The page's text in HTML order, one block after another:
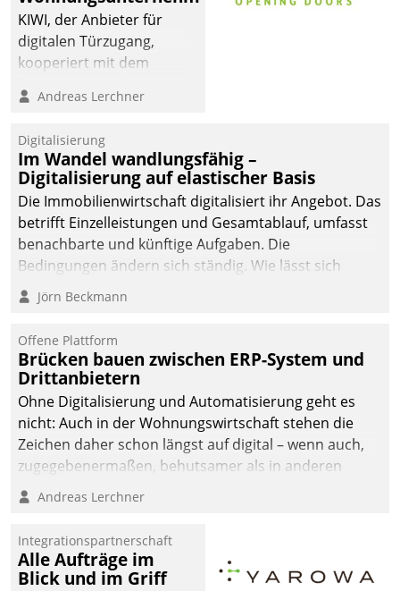
KIWI, der Anbieter für
digitalen Türzugang,
kooperiert mit dem
Softwareentwicklungshaus
Andreas Lerchner
Digitalisierung
Im Wandel wandlungsfähig –
Digitalisierung auf elastischer Basis
Die Immobilienwirtschaft digitalisiert ihr Angebot. Das
betrifft Einzelleistungen und Gesamtablauf, umfasst
benachbarte und künftige Aufgaben. Die
Bedingungen ändern sich ständig. Wie lässt sich
technisch die Kontrolle wahren und zugleich Freiraum
fürs Wachsen öffnen?
Jörn Beckmann
Offene Plattform
Brücken bauen zwischen ERP-System und
Drittanbietern
Ohne Digitalisierung und Automatisierung geht es
nicht: Auch in der Wohnungswirtschaft stehen die
Zeichen daher schon längst auf digital – wenn auch,
zugegebenermaßen, behutsamer als in anderen
Branchen.
Andreas Lerchner
Integrationspartnerschaft
Alle Aufträge im
Blick und im Griff